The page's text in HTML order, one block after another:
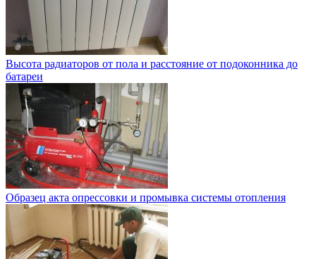
Высота радиаторов от пола и расстояние от подоконника до
батареи
Образец акта опрессовки и промывка системы отопления